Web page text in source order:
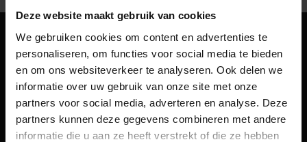
Deze website maakt gebruik van cookies
We gebruiken cookies om content en advertenties te
personaliseren, om functies voor social media te bieden
en om ons websiteverkeer te analyseren. Ook delen we
informatie over uw gebruik van onze site met onze
partners voor social media, adverteren en analyse. Deze
partners kunnen deze gegevens combineren met andere
informatie die u aan ze heeft verstrekt of die ze hebben
NET Makelaars
NET Makelaars is een modern makelaarskantoor met
decennialange ervaring in het vak en diepgaande kennis
van de huizenmarkt in Haarlem en omstreken.
Volg ons op